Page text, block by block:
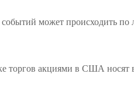
событий может происходить
торгов акциями в США носят